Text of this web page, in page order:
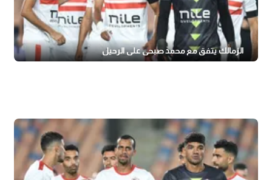
الزمالك يتفق مع محمد صبحي على الرحيل